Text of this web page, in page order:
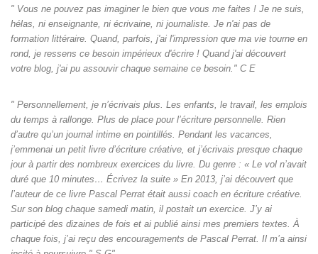
" Vous ne pouvez pas imaginer le bien que vous me faites ! Je ne suis,
hélas, ni enseignante, ni écrivaine, ni journaliste. Je n'ai pas de
formation littéraire. Quand, parfois, j'ai l'impression que ma vie tourne en
rond, je ressens ce besoin impérieux d'écrire ! Quand j'ai découvert
votre blog, j'ai pu assouvir chaque semaine ce besoin." C E
" Personnellement, je n’écrivais plus. Les enfants, le travail, les emplois
du temps à rallonge. Plus de place pour l’écriture personnelle. Rien
d’autre qu’un journal intime en pointillés. Pendant les vacances,
j’emmenai un petit livre d’écriture créative, et j’écrivais presque chaque
jour à partir des nombreux exercices du livre. Du genre : « Le vol n’avait
duré que 10 minutes… Écrivez la suite » En 2013, j’ai découvert que
l’auteur de ce livre Pascal Perrat était aussi coach en écriture créative.
Sur son blog chaque samedi matin, il postait un exercice. J’y ai
participé des dizaines de fois et ai publié ainsi mes premiers textes. À
chaque fois, j’ai reçu des encouragements de Pascal Perrat. Il m’a ainsi